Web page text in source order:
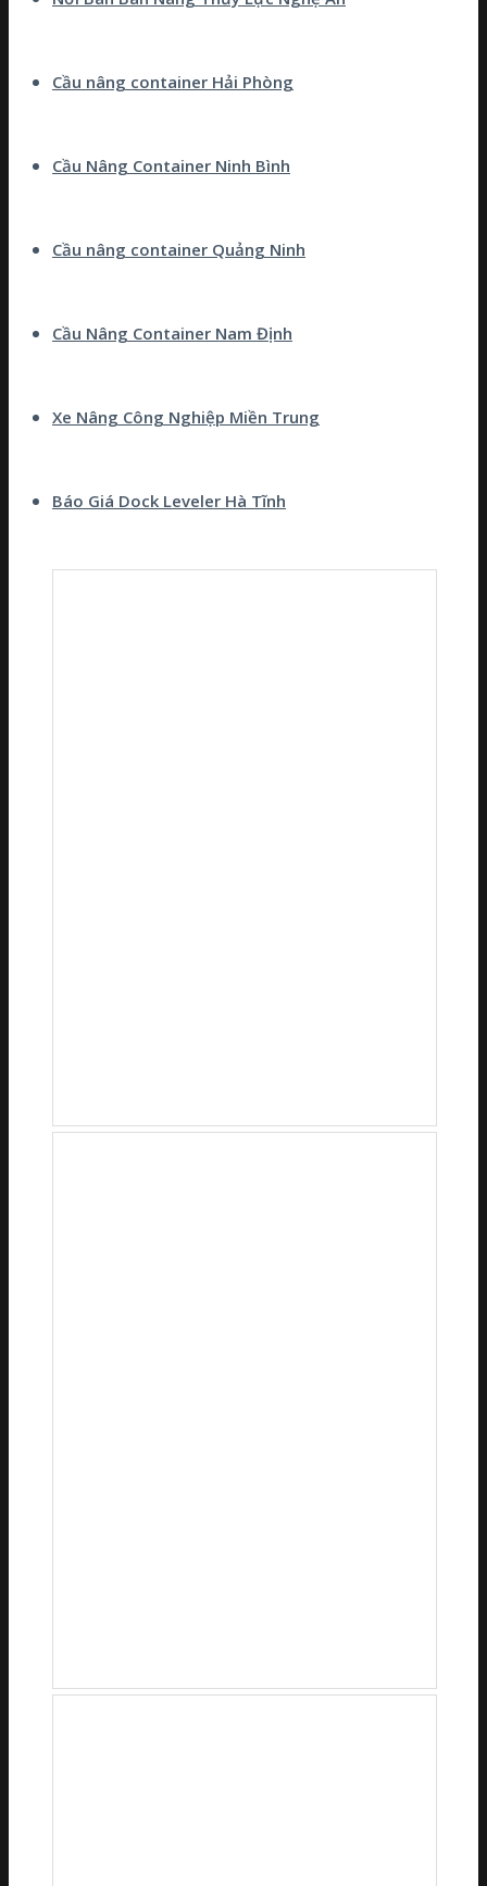
Cầu nâng container Hải Phòng
Cầu Nâng Container Ninh Bình
Cầu nâng container Quảng Ninh
Cầu Nâng Container Nam Định
Xe Nâng Công Nghiệp Miền Trung
Báo Giá Dock Leveler Hà Tĩnh